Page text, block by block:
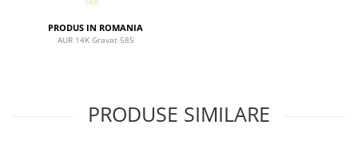
PRODUS IN ROMANIA
AUR 14K Gravat 585
PRODUSE SIMILARE